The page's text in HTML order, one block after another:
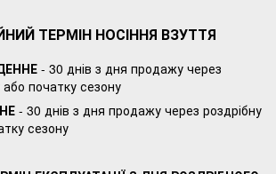
ТЕРМІН НОСІННЯ ВЗУТТЯ
- 30 днів з дня продажу через
початку сезону
- 30 днів з дня продажу через роздрібну
сезону